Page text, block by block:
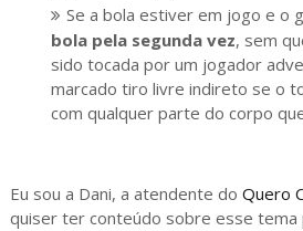
Se a bola estiver em jogo e o
bola pela segunda vez, sem
sido tocada por um jogador
marcado tiro livre indireto se o
com qualquer parte do corpo
Eu sou a Dani, a atendente do Quero
quiser ter conteúdo sobre esse